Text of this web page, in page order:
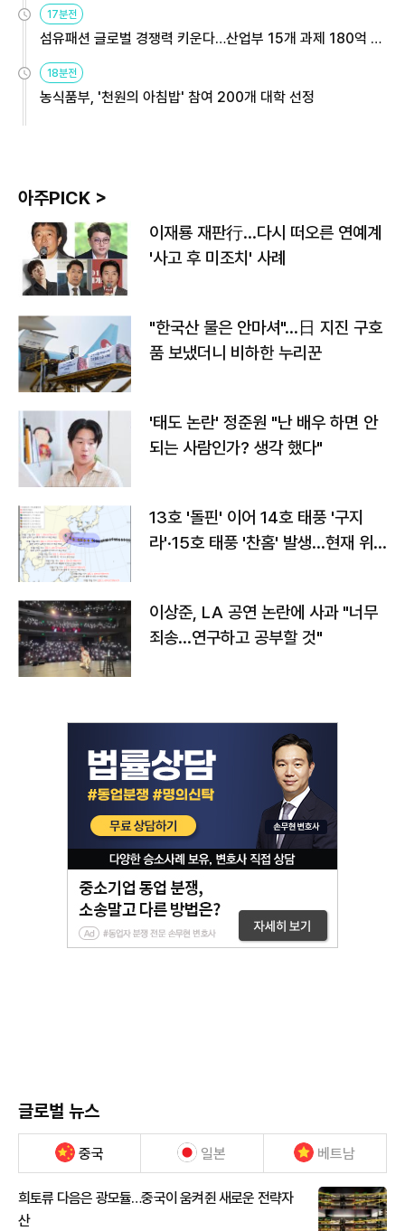
17분전
섬유패션 글로벌 경쟁력 키운다…산업부 15개 과제 180억 지
원
18분전
농식품부, '천원의 아침밥' 참여 200개 대학 선정
아주PICK >
이재룡 재판行…다시 떠오른 연예계
'사고 후 미조치' 사례
"한국산 물은 안마셔"…日 지진 구호
품 보냈더니 비하한 누리꾼
'태도 논란' 정준원 "난 배우 하면 안
되는 사람인가? 생각 했다"
13호 '돌핀' 이어 14호 태풍 '구지
라'·15호 태풍 '찬홈' 발생…현재 위
이상준, LA 공연 논란에 사과 "너무
죄송…연구하고 공부할 것"
글로벌 뉴스
중국 일본 베트남
희토류 다음은 광모듈…중국이 움켜쥔 새로운 전략자
산